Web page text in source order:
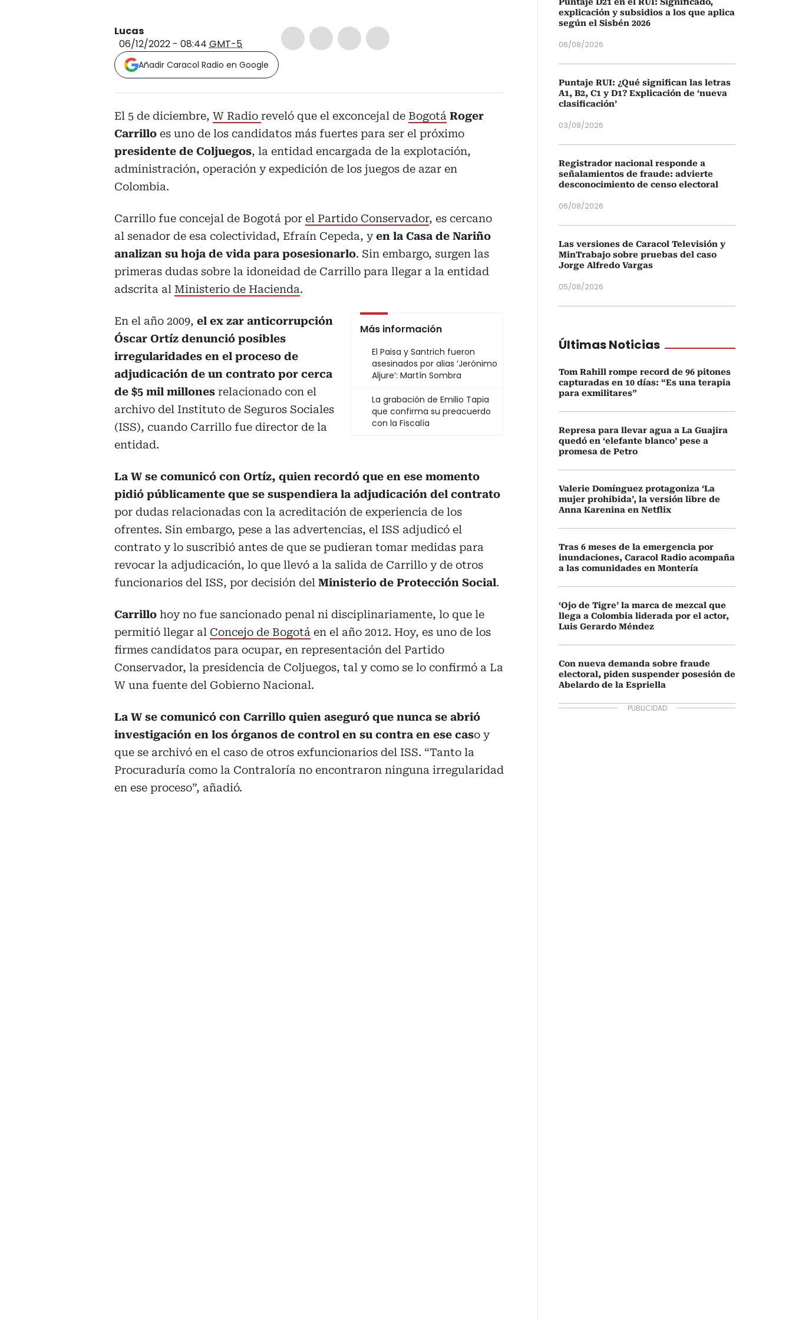
Lucas
06/12/2022 - 08:44 GMT-5
Añadir Caracol Radio en Google
El 5 de diciembre, W Radio reveló que el exconcejal de Bogotá Roger
Carrillo es uno de los candidatos más fuertes para ser el próximo
presidente de Coljuegos, la entidad encargada de la explotación,
administración, operación y expedición de los juegos de azar en
Colombia.
Carrillo fue concejal de Bogotá por el Partido Conservador, es cercano
al senador de esa colectividad, Efraín Cepeda, yen la Casa de Nariño
analizan su hoja de vida para posesionarlo. Sin embargo, surgen las
primeras dudas sobre la idoneidad de Carrillo para llegar a la entidad
adscrita al Ministerio de Hacienda.
Más información
El Paisa y Santrich fueron
asesinados por alias ‘Jerónimo
Aljure’: Martín Sombra
La grabación de Emilio Tapia
que confirma su preacuerdo
con la Fiscalía
En el año 2009, el ex zar anticorrupción
Óscar Ortíz denunció posibles
irregularidades en el proceso de
adjudicación de un contrato por cerca
de $5 mil millones relacionado con el
archivo del Instituto de Seguros Sociales
(ISS), cuando Carrillo fue director de la
entidad.
La W se comunicó con Ortíz, quien recordó que en ese momento
pidió públicamente que se suspendiera la adjudicación del contrato
por dudas relacionadas con la acreditación de experiencia de los
ofrentes. Sin embargo, pese a las advertencias, el ISS adjudicó el
contrato y lo suscribió antes de que se pudieran tomar medidas para
revocar la adjudicación, lo que llevó a la salida de Carrillo y de otros
funcionarios del ISS, por decisión del Ministerio de Protección Social.
Carrillo hoy no fue sancionado penal ni disciplinariamente, lo que le
permitió llegar al Concejo de Bogotá en el año 2012. Hoy, es uno de los
firmes candidatos para ocupar, en representación del Partido
Conservador, la presidencia de Coljuegos, tal y como se lo confirmó a La
W una fuente del Gobierno Nacional.
La W se comunicó con Carrillo quien aseguró que nunca se abrió
investigación en los órganos de control en su contra en ese caso y
que se archivó en el caso de otros exfuncionarios del ISS. “Tanto la
Procuraduría como la Contraloría no encontraron ninguna irregularidad
en ese proceso”, añadió.
explicación y subsidios a los que aplica
según el Sisbén 2026
06/08/2026
Puntaje RUI: ¿Qué significan las letras
A1, B2, C1 y D1? Explicación de ‘nueva
clasificación’
03/08/2026
Registrador nacional responde a
señalamientos de fraude: advierte
desconocimiento de censo electoral
06/08/2026
Las versiones de Caracol Televisión y
MinTrabajo sobre pruebas del caso
Jorge Alfredo Vargas
05/08/2026
Últimas Noticias
Tom Rahill rompe record de 96 pitones
capturadas en 10 días: “Es una terapia
para exmilitares”
Represa para llevar agua a La Guajira
quedó en ‘elefante blanco’ pese a
promesa de Petro
Valerie Domínguez protagoniza ‘La
mujer prohibida’, la versión libre de
Anna Karenina en Netflix
Tras 6 meses de la emergencia por
inundaciones, Caracol Radio acompaña
a las comunidades en Montería
‘Ojo de Tigre’ la marca de mezcal que
llega a Colombia liderada por el actor,
Luis Gerardo Méndez
Con nueva demanda sobre fraude
electoral, piden suspender posesión de
Abelardo de la Espriella